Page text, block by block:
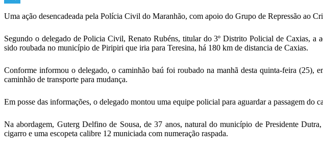
Telegram
Uma ação desencadeada pela Polícia Civil do Maranhão, com apoio do Grupo de Repressão ao
Segundo o delegado de Policia Civil, Renato Rubéns, titular do 3º Distrito Policial de Caxias, a
sido roubada no município de Piripiri que iria para Teresina, há 180 km de distancia de Caxias.
Conforme informou o delegado, o caminhão baú foi roubado na manhã desta quinta-feira (25),
caminhão de transporte para mudança.
Em posse das informações, o delegado montou uma equipe policial para aguardar a passagem
Na abordagem, Guterg Delfino de Sousa, de 37 anos, natural do município de Presidente
cigarro e uma escopeta calibre 12 municiada com numeração raspada.